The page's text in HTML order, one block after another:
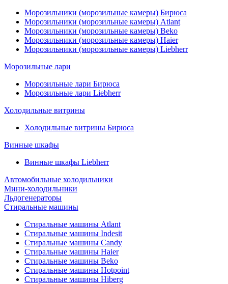
Морозильники (морозильные камеры) Бирюса
Морозильники (морозильные камеры) Atlant
Морозильники (морозильные камеры) Beko
Морозильники (морозильные камеры) Haier
Морозильники (морозильные камеры) Liebherr
Морозильные лари
Морозильные лари Бирюса
Морозильные лари Liebherr
Холодильные витрины
Холодильные витрины Бирюса
Винные шкафы
Винные шкафы Liebherr
Автомобильные холодильники
Мини-холодильники
Льдогенераторы
Стиральные машины
Стиральные машины Atlant
Стиральные машины Indesit
Стиральные машины Candy
Стиральные машины Haier
Стиральные машины Beko
Стиральные машины Hotpoint
Стиральные машины Hiberg